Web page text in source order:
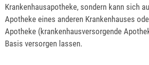
Krankenhausapotheke, sondern kann sich
Apotheke eines anderen Krankenhauses
Apotheke (krankenhausversorgende
Basis versorgen lassen.